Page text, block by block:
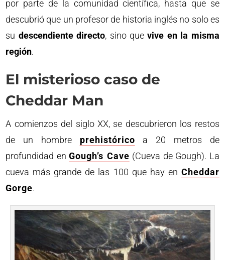
por parte de la comunidad científica, hasta que se
descubrió que un profesor de historia inglés no solo es
su descendiente directo, sino quevive en la misma
región.
El misterioso caso de
Cheddar Man
A comienzos del siglo XX, se descubrieron los restos
de un hombre prehistórico a 20 metros de
profundidad enGough’s Cave (Cueva de Gough). La
cueva más grande de las 100 que hay en Cheddar
Gorge.